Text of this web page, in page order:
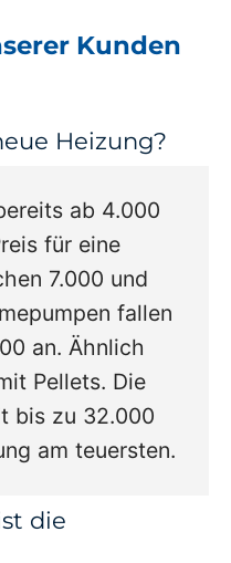
Kunden
Heizung?
ab 4.000
für eine
7.000 und
fallen
an. Ähnlich
Pellets. Die
bis zu 32.000
am teuersten.
die